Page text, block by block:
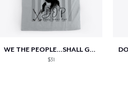
WE THE PEOPLE...SHALL GOLF!!!
$31